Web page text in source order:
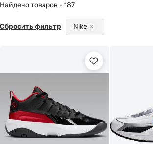
Найдено товаров - 187
Nike
Сбросить фильтр